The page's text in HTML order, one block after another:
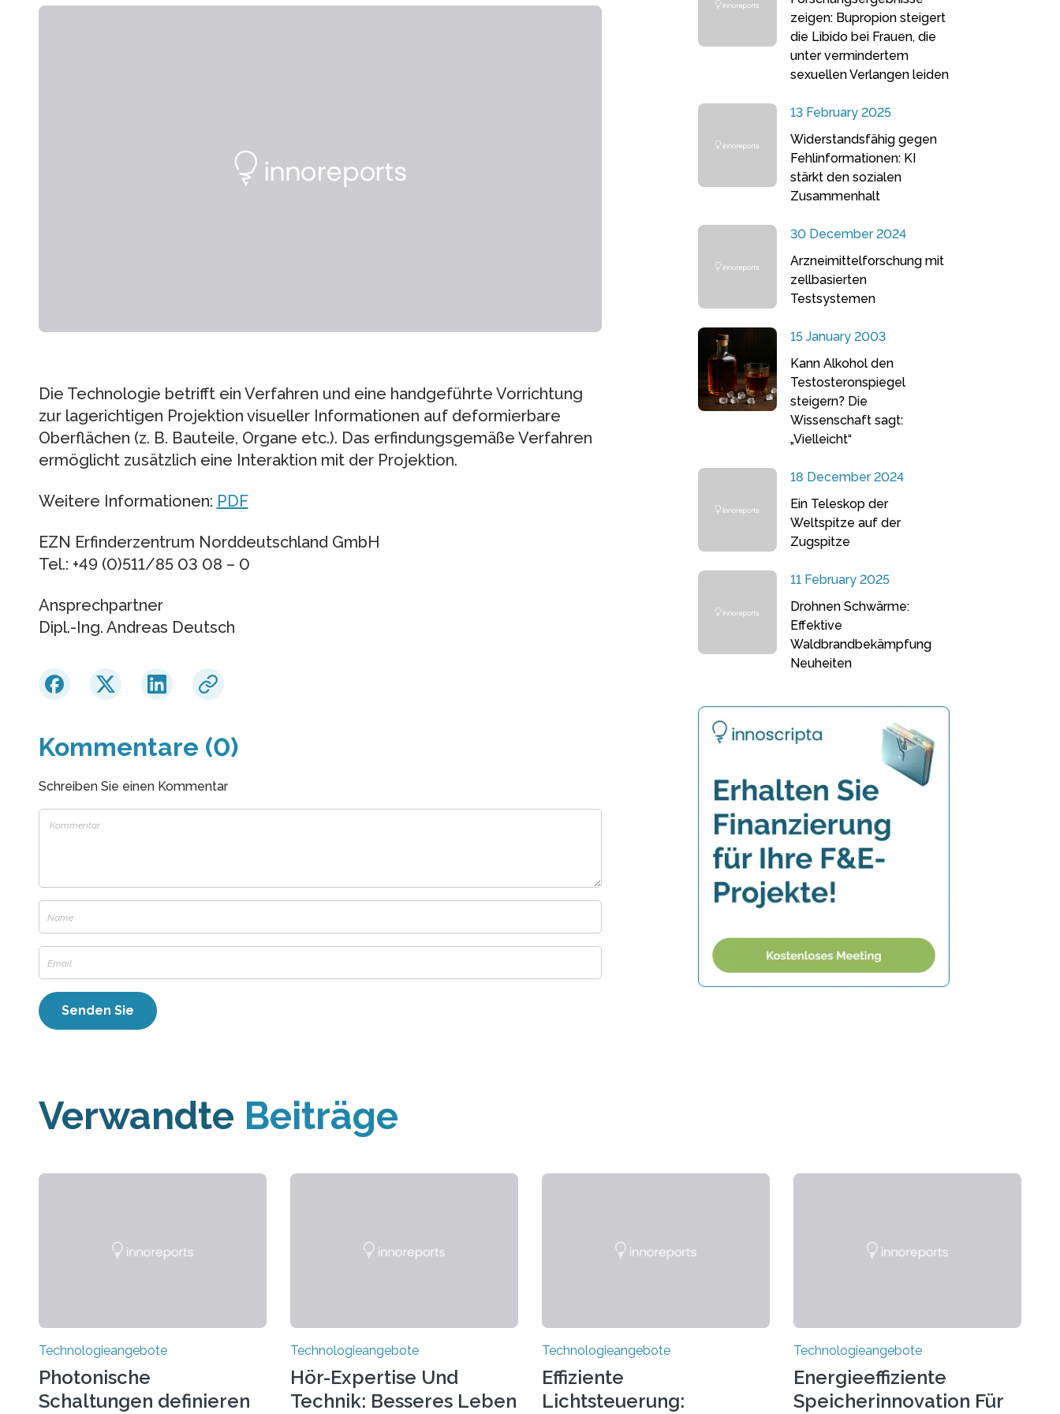
Die Technologie betrifft ein Verfahren und eine handgeführte Vorrichtung
zur lagerichtigen Projektion visueller Informationen auf deformierbare
Oberflächen (z. B. Bauteile, Organe etc.). Das erfindungsgemäße Verfahren
ermöglicht zusätzlich eine Interaktion mit der Projektion.
Weitere Informationen: PDF
EZN Erfinderzentrum Norddeutschland GmbH
Tel.: +49 (0)511/85 03 08 – 0
Ansprechpartner
Dipl.-Ing. Andreas Deutsch
Kommentare (0)
Schreiben Sie einen Kommentar
zeigen: Bupropion steigert
die Libido bei Frauen, die
unter vermindertem
sexuellen Verlangen leiden
13 February 2025
Widerstandsfähig gegen
Fehlinformationen: KI
stärkt den sozialen
Zusammenhalt
30 December 2024
Arzneimittelforschung mit
zellbasierten
Testsystemen
15 January 2003
Kann Alkohol den
Testosteronspiegel
steigern? Die
Wissenschaft sagt:
„Vielleicht“
18 December 2024
Ein Teleskop der
Weltspitze auf der
Zugspitze
11 February 2025
Drohnen Schwärme:
Effektive
Waldbrandbekämpfung
Neuheiten
Verwandte Beiträge
Technologieangebote
Photonische
Schaltungen definieren
Technologieangebote
Hör-Expertise Und
Technik: Besseres Leben
Technologieangebote
Effiziente
Lichtsteuerung:
Technologieangebote
Energieeffiziente
Speicherinnovation Für